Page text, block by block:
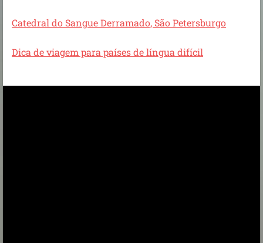
Catedral do Sangue Derramado, São Petersburgo
Dica de viagem para países de língua difícil